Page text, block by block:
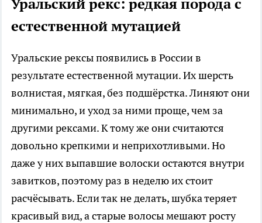
естественной мутацией
Уральские рексы появились в России в
результате естественной мутации. Их шерсть
волнистая, мягкая, без подшёрстка. Линяют они
минимально, и уход за ними проще, чем за
другими рексами. К тому же они считаются
довольно крепкими и неприхотливыми. Но
даже у них выпавшие волоски остаются внутри
завитков, поэтому раз в неделю их стоит
расчёсывать. Если так не делать, шубка теряет
красивый вид, а старые волосы мешают росту